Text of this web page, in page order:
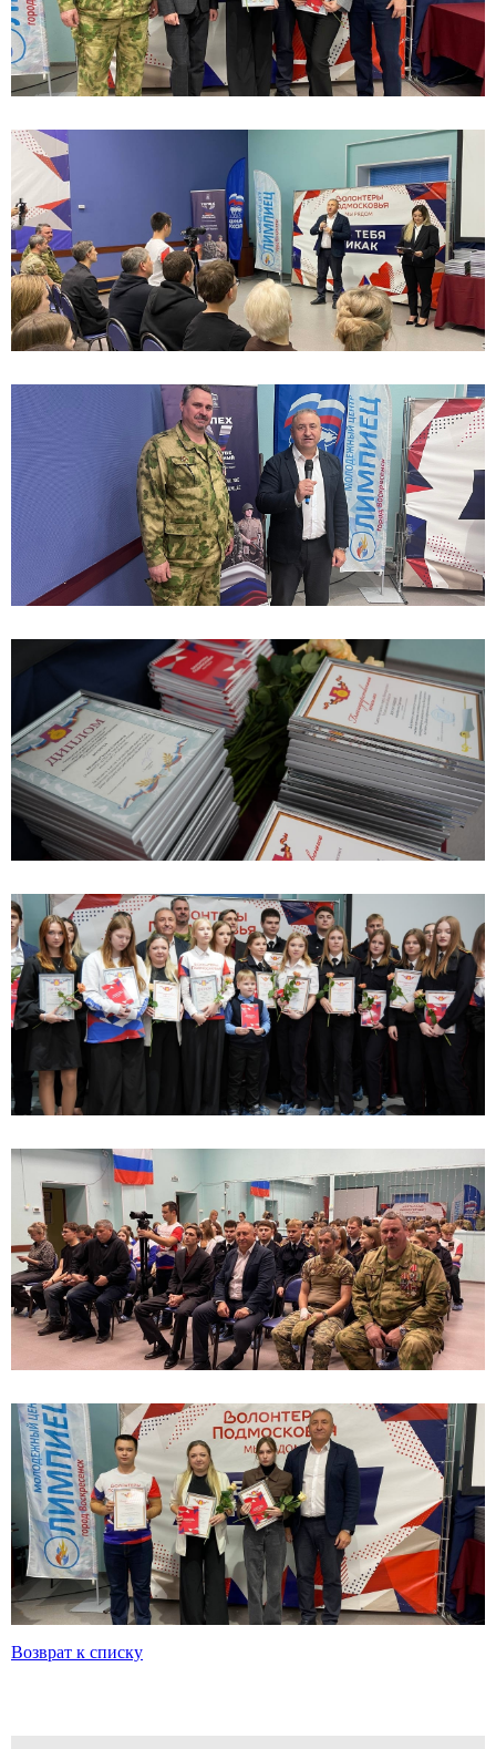
Возврат к списку